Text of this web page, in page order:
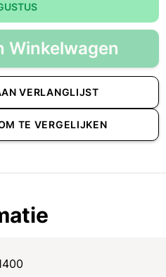
Winkelwagen
VERLANGLIJST
TE VERGELIJKEN